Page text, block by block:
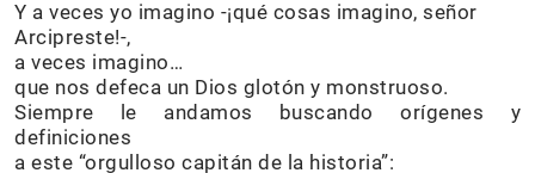
Y a veces yo imagino -¡qué cosas imagino, señor
Arcipreste!-,
a veces imagino…
que nos defeca un Dios glotón y monstruoso.
Siempre le andamos buscando orígenes y
definiciones
a este “orgulloso capitán de la historia”: